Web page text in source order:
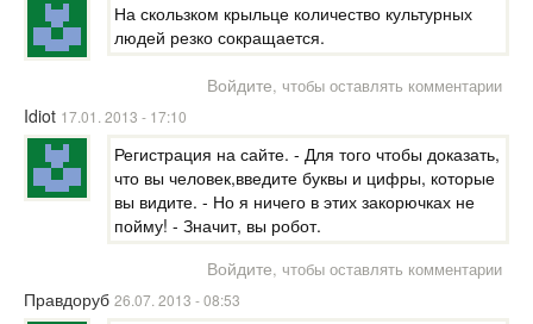
На скользком крыльце количество культурных
людей резко сокращается.
Войдите, чтобы оставлять комментарии
Idiot 17.01. 2013 - 17:10
Регистрация на сайте. - Для того чтобы доказать,
что вы человек,введите буквы и цифры, которые
вы видите. - Но я ничего в этих закорючках не
пойму! - Значит, вы робот.
Войдите, чтобы оставлять комментарии
Правдоруб 26.07. 2013 - 08:53